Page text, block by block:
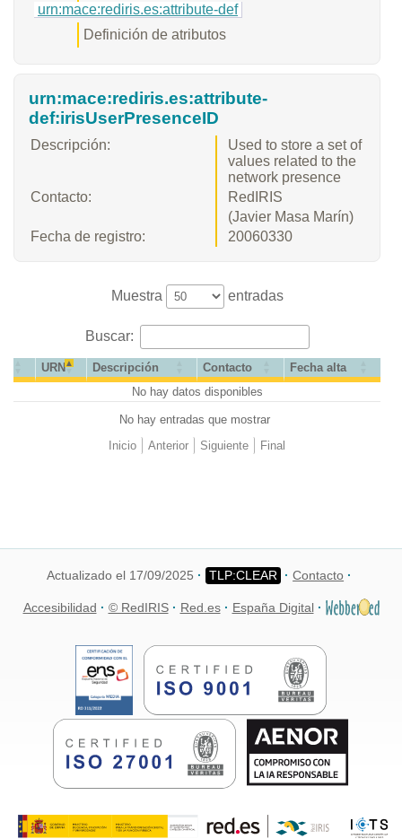
urn:mace:rediris.es:attribute-def
Definición de atributos
urn:mace:rediris.es:attribute-
def:irisUserPresenceID
Descripción:
Used to store a set of
values related to the
network presence
Contacto:
RedIRIS
(Javier Masa Marín)
Fecha de registro:
20060330
Muestra entradas
Buscar:
URN Descripción Contacto
Fecha alta
No hay datos disponibles
No hay entradas que mostrar
Inicio
Anterior Siguiente Final
Actualizado el 17/09/2025 Contacto
Accesibilidad © RedIRIS Red.es España Digital